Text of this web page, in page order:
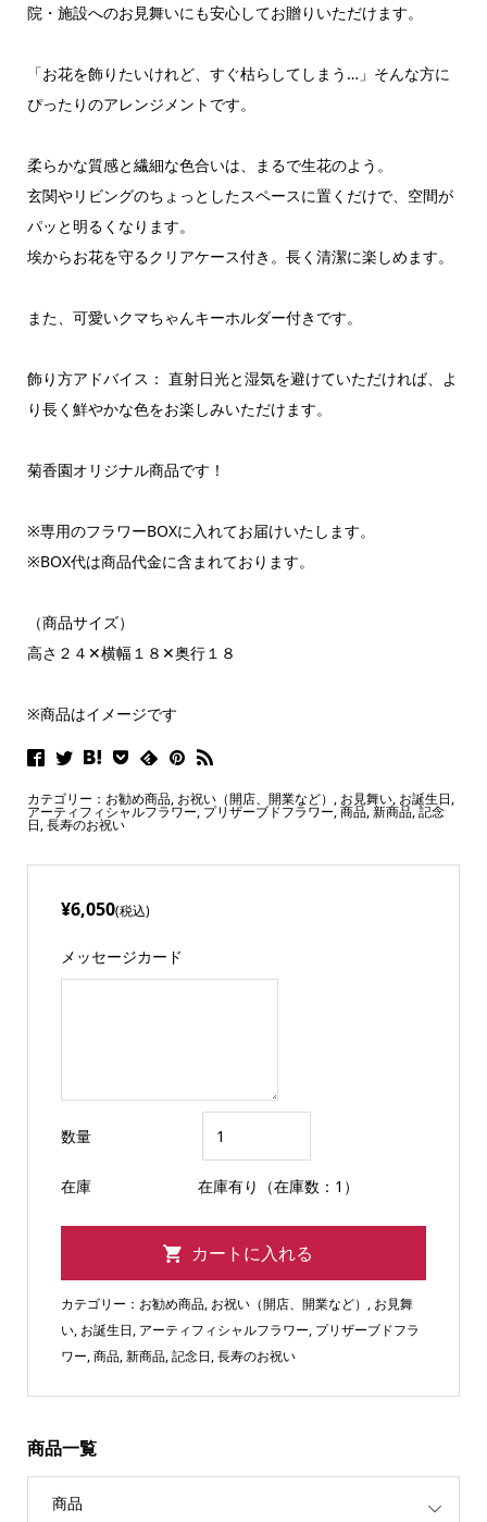
院・施設へのお見舞いにも安心してお贈りいただけます。
​「お花を飾りたいけれど、すぐ枯らしてしまう…」そんな方に
ぴったりのアレンジメントです。
柔らかな質感と繊細な色合いは、まるで生花のよう。
玄関やリビングのちょっとしたスペースに置くだけで、空間が
パッと明るくなります。
​埃からお花を守るクリアケース付き。長く清潔に楽しめます。
また、可愛いクマちゃんキーホルダー付きです。
​飾り方アドバイス： 直射日光と湿気を避けていただければ、よ
り長く鮮やかな色をお楽しみいただけます。
菊香園オリジナル商品です！
※専用のフラワーBOXに入れてお届けいたします。
※BOX代は商品代金に含まれております。
（商品サイズ）
高さ２４✕横幅１８✕奥行１８
※商品はイメージです
カテゴリー： お勧め商品, お祝い（開店、開業など） , お見舞い, お誕生日,
アーティフィシャルフラワー,プリザーブドフラワー,商品,新商品,記念
日,長寿のお祝い
¥6,050(税込)
メッセージカード
数量
在庫 在庫有り（在庫数：1）
カテゴリー： お勧め商品, お祝い（開店、開業など） , お見舞
い, お誕生日, アーティフィシャルフラワー, プリザーブドフラ
ワー,商品,新商品,記念日,長寿のお祝い
商品一覧
商品